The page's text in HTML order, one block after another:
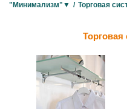
"Минимализм"▼ / Торговая
Торговая